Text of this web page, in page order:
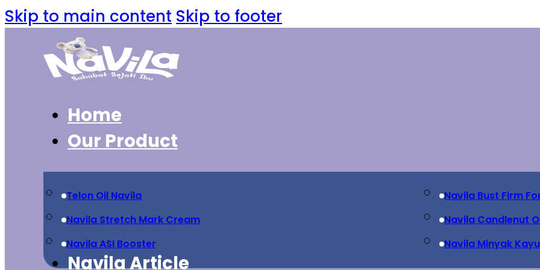
Skip to main content Skip to footer
Home
Our Product
Telon Oil Navila
Navila Stretch Mark Cream
Navila ASI Booster
Navila Bust Firm
Navila Candlenut
Navila Minyak
Navila Article